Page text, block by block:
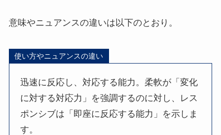
意味やニュアンスの違いは以下のとおり。
使い方やニュアンスの違い
迅速に反応し、対応する能力。柔軟が「変化
に対する対応力」を強調するのに対し、レス
ポンシブは「即座に反応する能力」を示しま
す。